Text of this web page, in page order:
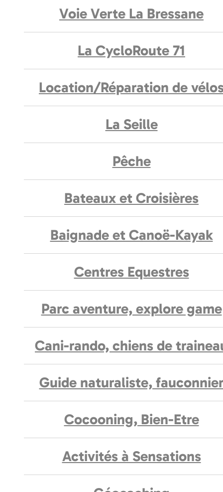
Voie Verte La Bressane
La CycloRoute 71
Location/Réparation de
La Seille
Pêche
Bateaux et Croisières
Baignade et Canoë-Kayak
Centres Equestres
Parc aventure, explore game
Cani-rando, chiens de
Guide naturaliste,
Cocooning, Bien-Etre
Activités à Sensations